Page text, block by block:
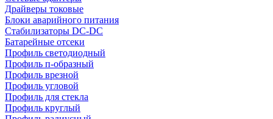
Драйверы токовые
Блоки аварийного питания
Стабилизаторы DC-DC
Батарейные отсеки
Профиль светодиодный
Профиль п-образный
Профиль врезной
Профиль угловой
Профиль для стекла
Профиль круглый